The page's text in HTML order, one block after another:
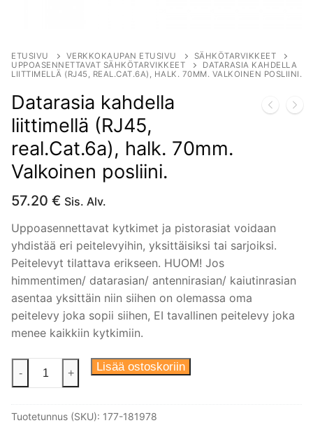
ETUSIVU VERKKOKAUPAN ETUSIVU
SÄHKÖTARVIKKEET
UPPOASENNETTAVAT SÄHKÖTARVIKKEET
DATARASIA KAHDELLA
LIITTIMELLÄ (RJ45, REAL.CAT.6A), HALK. 70MM. VALKOINEN POSLIINI.
Datarasia kahdella
liittimellä (RJ45,
real.Cat.6a), halk. 70mm.
Valkoinen posliini.
57.20 € Sis. Alv.
Uppoasennettavat kytkimet ja pistorasiat voidaan
yhdistää eri peitelevyihin, yksittäisiksi tai sarjoiksi.
Peitelevyt tilattava erikseen. HUOM! Jos
himmentimen/ datarasian/ antennirasian/ kaiutinrasian
asentaa yksittäin niin siihen on olemassa oma
peitelevy joka sopii siihen, EI tavallinen peitelevy joka
menee kaikkiin kytkimiin.
Datarasia
kahdella
(RJ45,
- + Lisää ostoskoriin
Tuotetunnus (SKU): 177-181978